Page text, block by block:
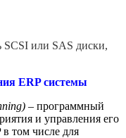
SCSI или SAS диски,
ERP системы
– программный
и управления его
том числе для